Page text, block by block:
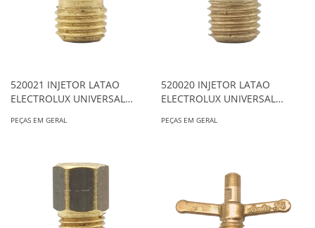
520021 INJETOR LATAO
ELECTROLUX UNIVERSAL
REF.2860
PEÇAS EM GERAL
520020 INJETOR LATAO
ELECTROLUX UNIVERSAL
REF.2706
PEÇAS EM GERAL